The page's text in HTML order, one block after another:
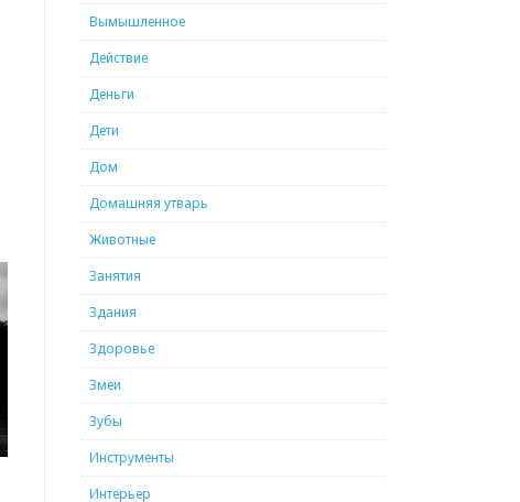
Вымышленное
Действие
Деньги
Дети
Дом
Домашняя утварь
Животные
Занятия
Здания
Здоровье
Змеи
Зубы
Инструменты
Интерьер